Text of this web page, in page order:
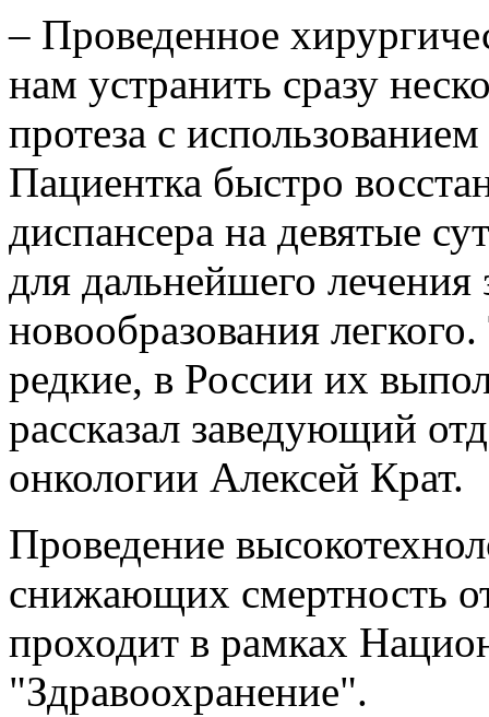
– Проведенное
нам устранить сразу
протеза с
Пациентка быстро
диспансера на девятые
для дальнейшего лечения
новообразования
редкие, в России их
рассказал заведующий
онкологии Алексей Крат.
Проведение
снижающих смертность
проходит в рамках
"Здравоохранение".